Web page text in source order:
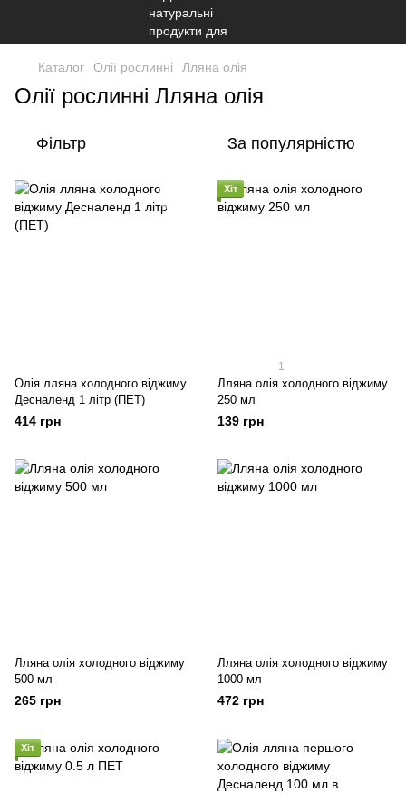
Каталог Олії рослинні Лляна олія
Олії рослинні Лляна олія
Фільтр За популярністю
Олія лляна холодного віджиму
Десналенд 1 літр (ПЕТ)
414 грн
Хіт
1
Лляна олія холодного віджиму
250 мл
139 грн
Лляна олія холодного віджиму
500 мл
265 грн
Лляна олія холодного віджиму
1000 мл
472 грн
Хіт